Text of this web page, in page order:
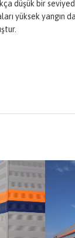
düşük bir
yüksek yangın